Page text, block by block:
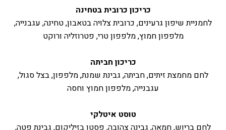
כריכון כרובית בטחינה
לחמניית שיפון גרעינים, כרובית צלויה בטאבון, טחינה, עגבנייה,
מלפפון חמוץ, מלפפון טרי, פטרוזליה ורוקט
כריכון חביתה
לחם מחמצת זיתים, חביתה, גבינת שמנת, מלפפון, בצל סגול,
עגבנייה, מלפפון חמוץ וחסה
טוסט איטלקי
לחם בריוש, חמאה, גבינה צהובה, פסטו בזיליקום, גבינת פטה,